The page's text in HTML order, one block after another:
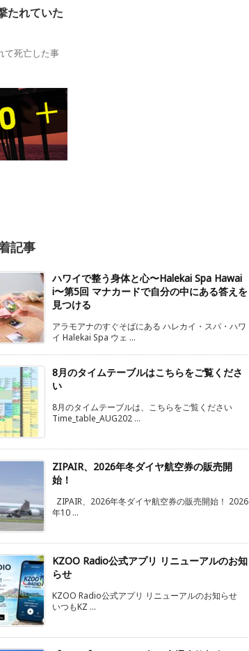
たれていた
て死亡した事
記事
ハワイで整う身体と心〜Halekai Spa Hawai
i〜第5回 マナカードで自分の中にある答えを
見つける
アラモアナのすぐそばにある ハレカイ・スパ・ハワ
イ Halekai Spa ウェ ...
8月のタイムテーブルはこちらをご覧くださ
い
8月のタイムテーブルは、こちらをご覧ください
Time_table_AUG202 ...
ZIPAIR、2026年冬ダイヤ航空券の販売開
始！
ZIPAIR、2026年冬ダイヤ航空券の販売開始！ 2026
年10 ...
KZOO Radio公式アプリ リニューアルのお知
らせ
KZOO Radio公式アプリ リニューアルのお知らせ
いつもKZ ...